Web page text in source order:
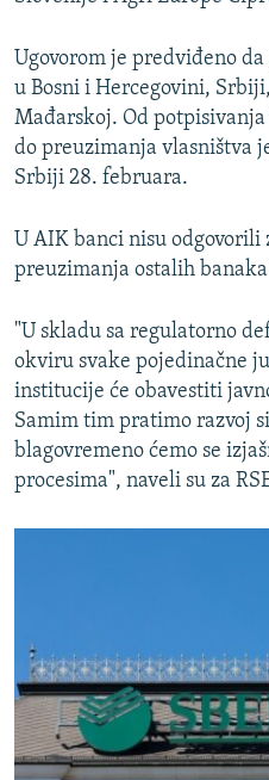
Ugovorom je predviđeno
u Bosni i Hercegovini,
Mađarskoj. Od potpisivanja
do preuzimanja vlasništva
Srbiji 28. februara.
U AIK banci nisu odgovorili
preuzimanja ostalih
"U skladu sa regulatorno
okviru svake pojedinačne
institucije će obavestiti
Samim tim pratimo razvoj
blagovremeno ćemo se
procesima", naveli su za